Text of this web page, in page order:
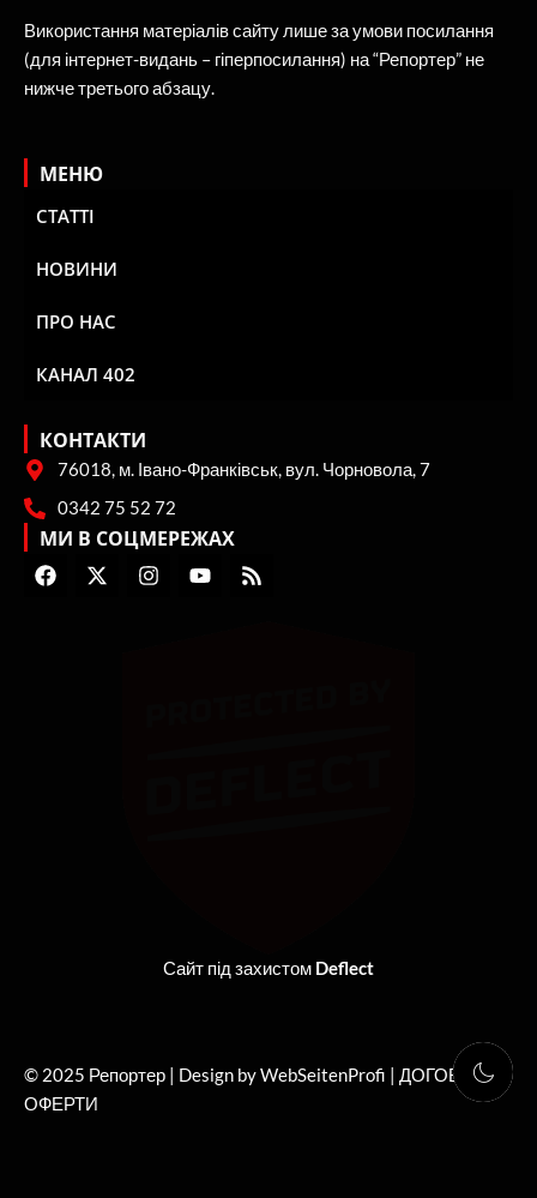
Використання матеріалів сайту лише за умови посилання
(для інтернет-видань – гіперпосилання) на “Репортер” не
нижче третього абзацу.
МЕНЮ
СТАТТІ
НОВИНИ
ПРО НАС
КАНАЛ 402
КОНТАКТИ
76018, м. Івано-Франківськ, вул. Чорновола, 7
0342 75 52 72
МИ В СОЦМЕРЕЖАХ
F
a
X
-
I
n
Y
o
R
s
Сайт під захистом Deflect
© 2025 Репортер | Design by WebSeitenProfi | ДОГОВІР
ОФЕРТИ